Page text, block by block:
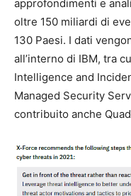
approfondimenti e
oltre 150 miliardi di
130 Paesi. I dati
all’interno di IBM, tra
Intelligence and
Managed Security
contribuito anche